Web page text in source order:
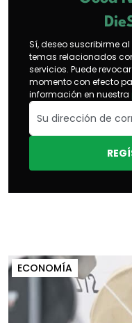
Sí, deseo suscribirme
temas relacionados
servicios. Puede
momento con efecto
información en nuestra
ECONOMÍA